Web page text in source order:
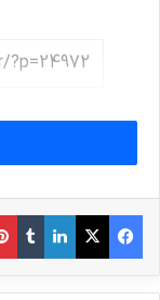
فیس بوک X لینکدین